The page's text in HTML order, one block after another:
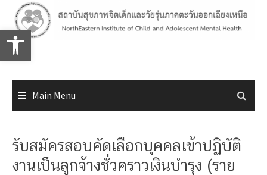
Open toolbar
content
Main Menu
รับสมัครสอบคัดเลือกบุคคลเข้าปฏิบัติ
งานเป็นลูกจ้างชั่วคราวเงินบำรุง (ราย